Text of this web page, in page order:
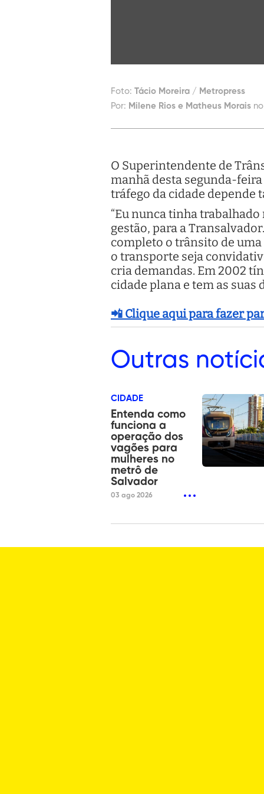
Foto: Tácio Moreira / Metropress
Por: Milene Rios e Matheus Morais
O Superintendente de
manhã desta segunda-
tráfego da cidade
“Eu nunca tinha
gestão, para a
completo o trânsito de uma
o transporte seja
cria demandas. Em 2002
cidade plana e tem as suas
📲 Clique aqui para fazer
Outras
CIDADE
Entenda como
funciona a
operação dos
vagões para
mulheres no
metrô de
Salvador
03 ago 2026